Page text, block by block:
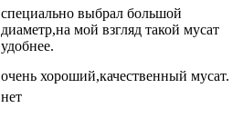
специально выбрал большой
диаметр,на мой взгляд такой мусат
удобнее.
очень хороший,качественный мусат.
нет